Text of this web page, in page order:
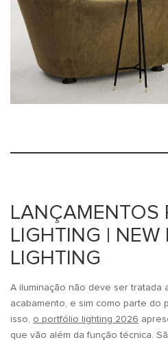
LANÇAMENTOS
LIGHTING | NEW
LIGHTING
A iluminação não deve ser tratada
acabamento, e sim como parte do
isso, o portfólio lighting 2026
que vão além da função técnica.